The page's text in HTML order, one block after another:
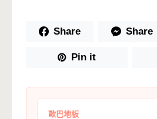
Share Share
Pin it
歐巴地板